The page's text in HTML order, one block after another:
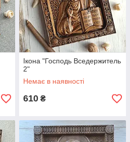
Ікона "Господь Вседержитель
2"
Немає в наявності
610 ₴